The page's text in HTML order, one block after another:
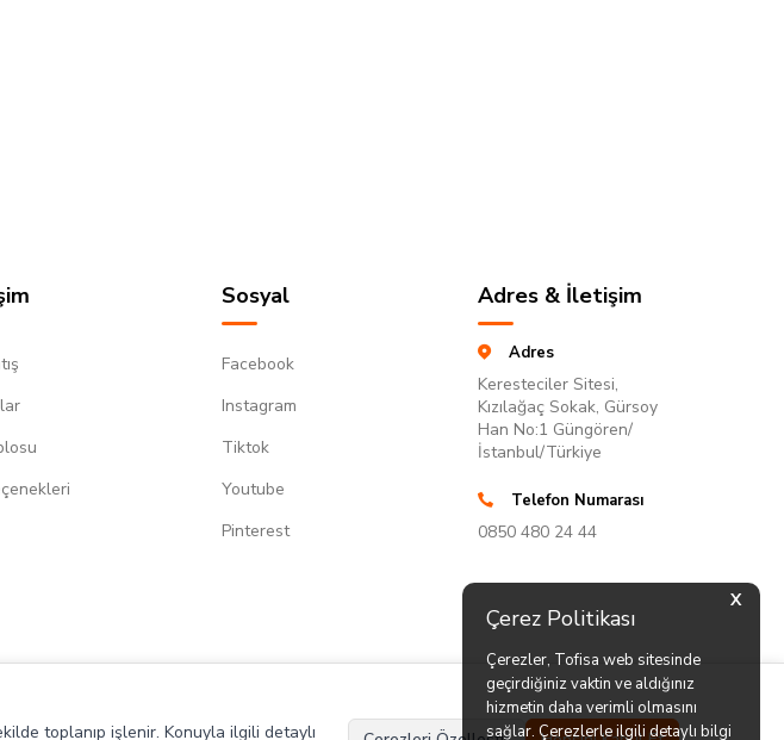
X
Çerez Politikası
Çerezler, Tofisa web sitesinde
geçirdiğiniz vaktin ve aldığınız
hizmetin daha verimli olmasını
sağlar. Çerezlerle ilgili detaylı bilgi
Sosyal
Facebook
Instagram
Tiktok
Youtube
Pinterest
Adres & İletişim
Adres
Keresteciler Sitesi,
Kızılağaç Sokak, Gürsoy
Han No:1 Güngören/
İstanbul/Türkiye
Telefon Numarası
0850 480 24 44
toplanıp işlenir. Konuyla ilgili detaylı